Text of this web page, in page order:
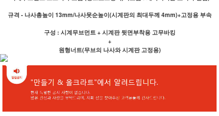
규격 - 나사총높이 13mm/나사못순높이(시계판의 최대두께 4mm)+고정용 부속
구성 : 시계무브먼트 + 시계판 뒷면부착용 고무바킹
+
원형너트(무브의 나사와 시계판 고정용)